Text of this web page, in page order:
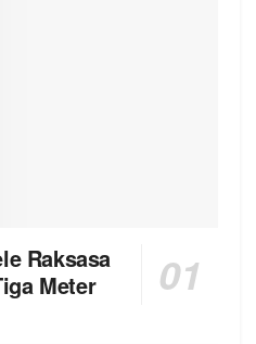
Raksasa
Meter